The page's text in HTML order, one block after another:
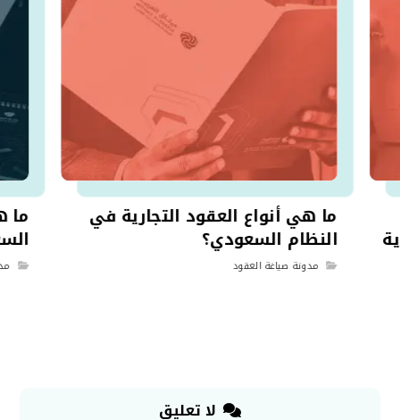
ما هي أنواع العقود التجارية في
النظام السعودي؟
مدونة صياغة العقود
ما
لا تعليق